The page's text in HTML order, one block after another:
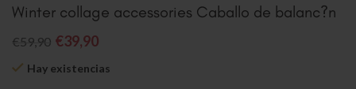
Winter collage accessories Caballo de balanc?n
€59,90 €39,90
Hay existencias